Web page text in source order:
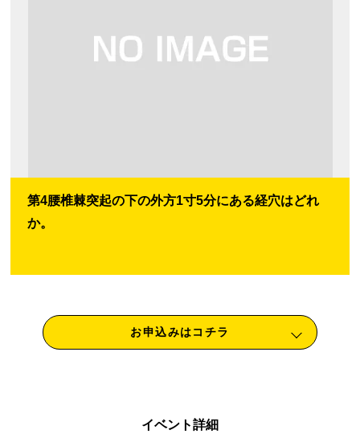
第4腰椎棘突起の下の外方1寸5分にある経穴はどれ
か。
お申込みはコチラ
イベント詳細